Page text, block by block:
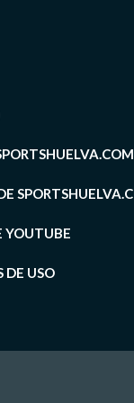
YOUTUBE
DE USO